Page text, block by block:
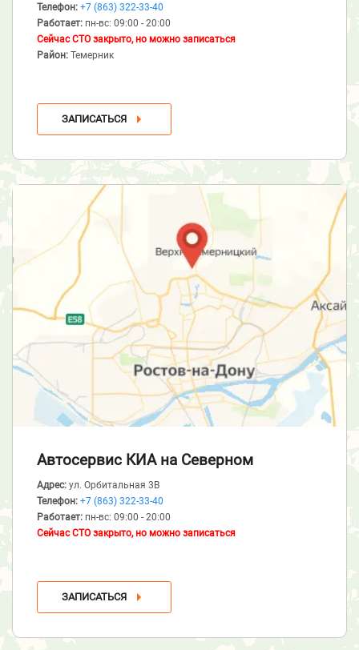
Телефон: +7 (863) 322-33-40
Работает: пн-вс: 09:00 - 20:00
Сейчас СТО закрыто, но можно записаться
Район: Темерник
ЗАПИСАТЬСЯ
Автосервис КИА на Северном
Адрес: ул. Орбитальная 3В
Телефон: +7 (863) 322-33-40
Работает: пн-вс: 09:00 - 20:00
Сейчас СТО закрыто, но можно записаться
ЗАПИСАТЬСЯ